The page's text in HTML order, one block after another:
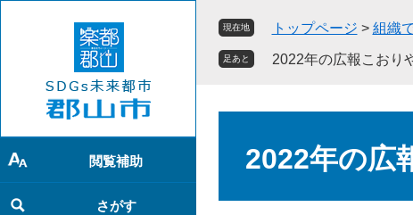
で
す
。
ば
し
て
本
閲覧補助
さがす
現在地 トップページ > 組織
足あと 2022年の広報こおり
2022年の広